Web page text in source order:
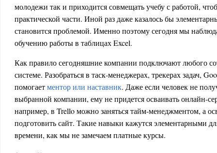
молодежи так и приходится совмещать учебу с работой,
практической части. Иной раз даже казалось бы
становится проблемой. Именно поэтому сегодня мы
обучению работы в таблицах Excel.
Как правило сегодняшние компании подключают любого
системе. Разобраться в таск-менеджерах, трекерах задач,
помогаетментор или наставник. Даже если человек не
выбранной компании, ему не придется осваивать онлайн-
например, в Trello можно заняться тайм-менеджментом, а
подготовить сайт. Такие навыки кажутся элементарными
времени, как мы не замечаем платные курсы.